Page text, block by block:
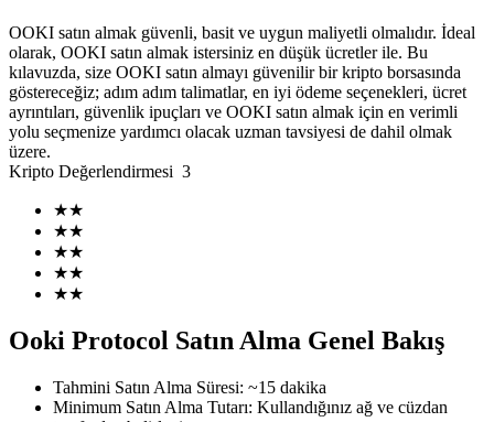
USDT Vadeli İşlemleri
Teminat olarak USDT kullanan vadeli işlemler
COIN-M Vadeli İşlemleri
OOKI satın almak güvenli, basit ve uygun maliyetli olmalıdır. İdeal
olarak, OOKI satın almak istersiniz en düşük ücretler ile. Bu
kılavuzda, size OOKI satın almayı güvenilir bir kripto borsasında
göstereceğiz; adım adım talimatlar, en iyi ödeme seçenekleri, ücret
ayrıntıları, güvenlik ipuçları ve OOKI satın almak için en verimli
yolu seçmenize yardımcı olacak uzman tavsiyesi de dahil olmak
üzere.
Kripto Değerlendirmesi 3
★★
★★
★★
★★
★★
Ooki Protocol Satın Alma Genel Bakış
Tahmini Satın Alma Süresi: ~15 dakika
Minimum Satın Alma Tutarı: Kullandığınız ağ ve cüzdan